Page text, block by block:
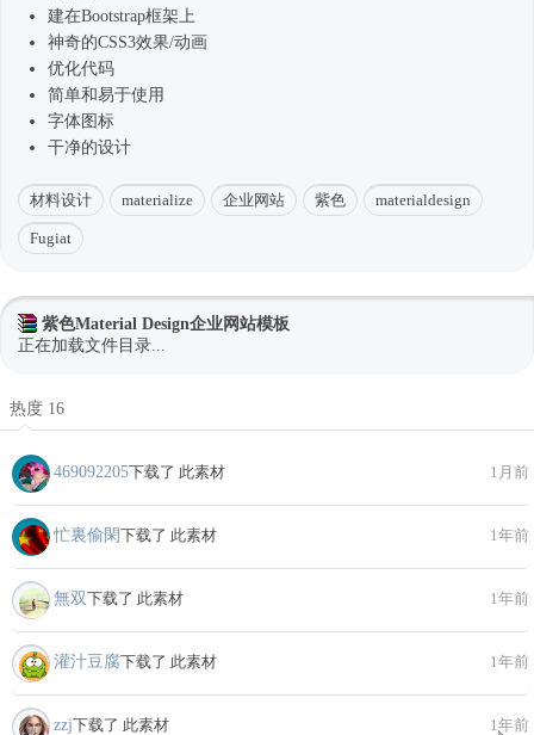
建在Bootstrap框架 上
神奇的CSS3效果/动画
优化代码
简单和易于使用
字体图标
干净的设计
材料设计 materialize 企业网站 紫色 materialdesign
Fugiat
紫色Material Design企业网站模板
正在加载文件目录...
热度 16
469092205下载了 此素材 1月前
忙裏偷閑下载了 此素材 1年前
無双下载了 此素材 1年前
灌汁豆腐下载了 此素材 1年前
zzj下载了 此素材 1年前